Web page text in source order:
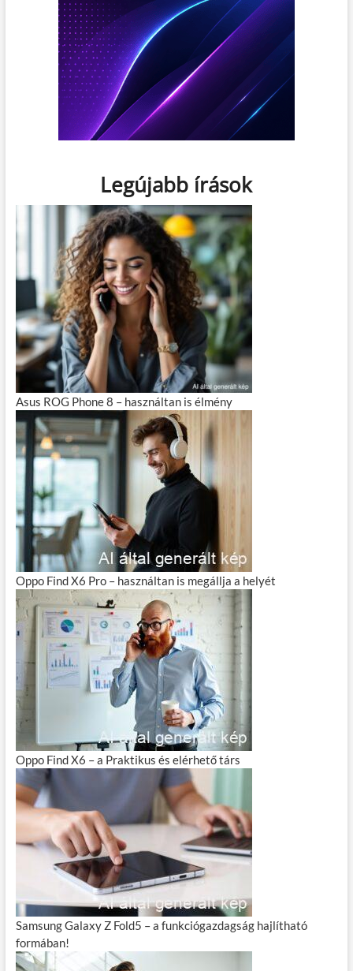
Legújabb írások
Asus ROG Phone 8 – használtan is élmény
Oppo Find X6 Pro – használtan is megállja a helyét
Oppo Find X6 – a Praktikus és elérhető társ
Samsung Galaxy Z Fold5 – a funkciógazdagság hajlítható
formában!